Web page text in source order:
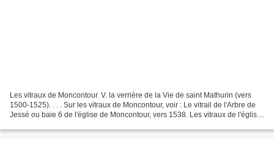
Les vitraux de Moncontour. V. la verrière de la Vie de saint Mathurin (vers
1500-1525). . . . Sur les vitraux de Moncontour, voir : Le vitrail de l'Arbre de
Jessé ou baie 6 de l'église de Moncontour, vers 1538. Les vitraux de l'église